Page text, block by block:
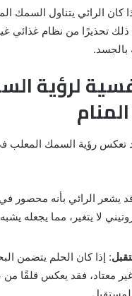
كان الرائي يتناول السمك
ذلك تحذيرًا من نظام غذائي
بالجسد.
لرؤية
تعكس رؤية السمك المعلب
يشعر الرائي بأنه محصور
لا يتغير، مما يجعله
: إذا كان الحلم يتضمن
معتاد، فقد يعكس قلقًا من